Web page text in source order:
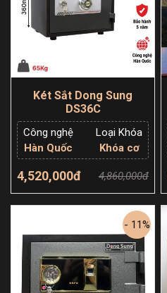
Két Sắt Dong Sung
DS36C
Công nghệ
Hàn Quốc
Loại Khóa
Khóa cơ
4,520,000đ 4,860,000đ
Thêm giỏ hàng
- 11%